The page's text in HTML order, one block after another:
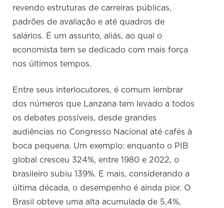
revendo estruturas de carreiras públicas,
padrões de avaliação e até quadros de
salários. É um assunto, aliás, ao qual o
economista tem se dedicado com mais força
nos últimos tempos.
Entre seus interlocutores, é comum lembrar
dos números que Lanzana tem levado a todos
os debates possíveis, desde grandes
audiências no Congresso Nacional até cafés à
boca pequena. Um exemplo: enquanto o PIB
global cresceu 324%, entre 1980 e 2022, o
brasileiro subiu 139%. E mais, considerando a
última década, o desempenho é ainda pior. O
Brasil obteve uma alta acumulada de 5,4%,